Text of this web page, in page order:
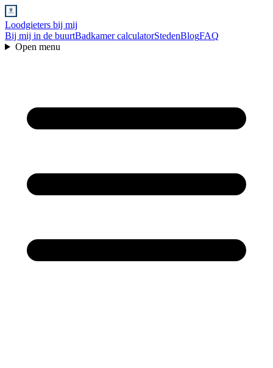
Loodgieters bij mij
Bij mij in de buurtBadkamer calculatorStedenBlogFAQ
Open menu